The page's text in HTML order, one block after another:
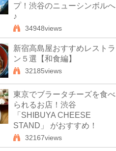
プ！渋谷のニューシンボルへ
♪
34948views
新宿高島屋おすすめレストラ
ン５選【和食編】
32185views
東京でブラータチーズを食べ
られるお店！渋谷
「SHIBUYA CHEESE
STAND」 がおすすめ！
32167views